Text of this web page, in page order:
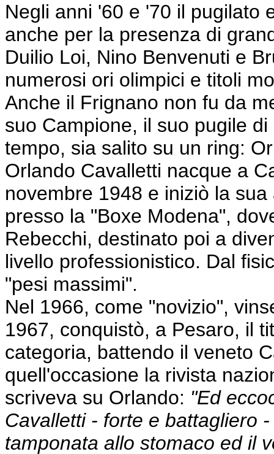
Negli anni '60 e '70 il pugilato
anche per la presenza di
Duilio Loi, Nino Benvenuti e
numerosi ori olimpici e titoli
Anche il Frignano non fu da
suo Campione, il suo pugile
tempo, sia salito su un ring:
Orlando Cavalletti nacque a
novembre 1948 e iniziò la
presso la "Boxe Modena",
Rebecchi, destinato poi a
livello professionistico. Dal
"pesi massimi".
Nel 1966, come "novizio",
1967, conquistò, a Pesaro, il
categoria, battendo il veneto
quell'occasione la rivista
scriveva su Orlando: "Ed
Cavalletti - forte e battagliero
tamponata allo stomaco ed il